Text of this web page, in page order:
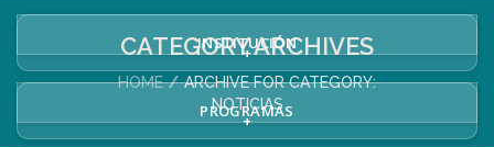
INSTITUCIÓN
+
PROGRAMAS
+
CATEGORY ARCHIVES
HOME
ARCHIVE FOR CATEGORY:
NOTICIAS